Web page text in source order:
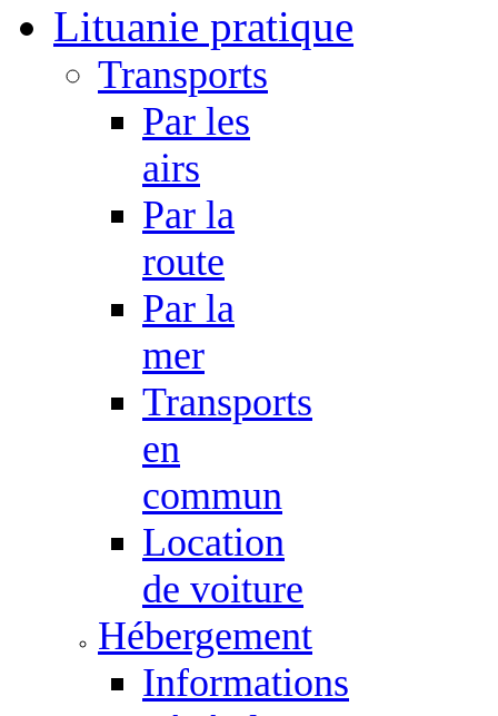
Lituanie pratique
Transports
Par les
airs
Par la
route
Par la
mer
Transports
en
commun
Location
de voiture
Hébergement
Informations